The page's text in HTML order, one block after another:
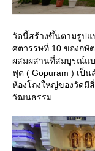
วัดนี้สร้างขึ้นตามรูปแ
ศตวรรษที่ 10 ของกษั
ผสมผสานที่สมบูรณ์แ
ฟุต ( Gopuram ) เ
ห้องโถงใหญ่ของวัดมี
วัฒนธรรม